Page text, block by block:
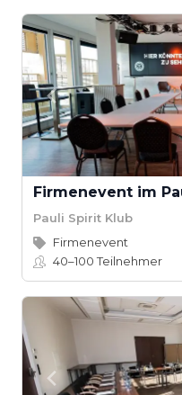
Firmenevent im
Pauli Spirit Klub
Firmenevent
40–100Teilnehmer